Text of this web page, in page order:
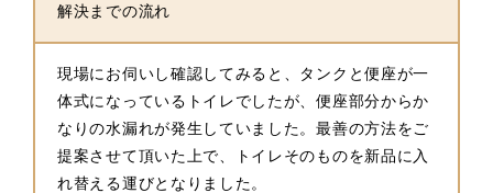
解決までの流れ
現場にお伺いし確認してみると、タンクと便座が一
体式になっているトイレでしたが、便座部分からか
なりの水漏れが発生していました。最善の方法をご
提案させて頂いた上で、トイレそのものを新品に入
れ替える運びとなりました。